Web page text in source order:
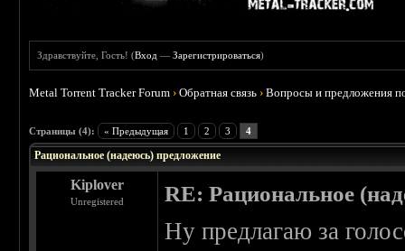
Здравствуйте, Гость! (Вход —Зарегистрироваться)
Metal Torrent Tracker Forum ›Обратная связь ›Вопросы и предложения
Страницы (4): « Предыдущая 1 2 3 4
Рациональное (надеюсь) предложение
Kiplover
Unregistered RE: Рациональное
Ну предлагаю за